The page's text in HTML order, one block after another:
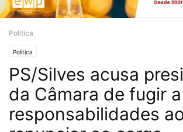
Política
Política
PS/Silves acusa
da Câmara de fugir a
responsabilidades